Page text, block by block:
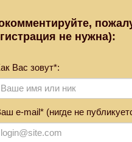
не нужна):
Вас зовут*:
e-mail* (нигде не